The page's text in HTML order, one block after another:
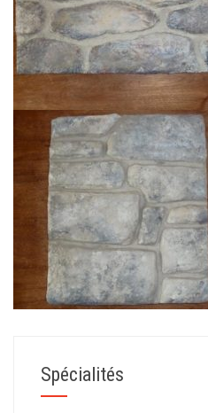
Spécialités